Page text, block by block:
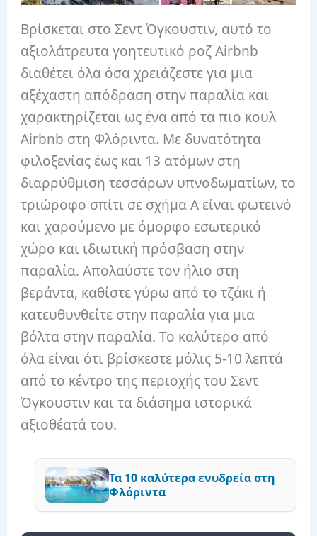
Βρίσκεται στο Σεντ Όγκουστιν, αυτό το
αξιολάτρευτα γοητευτικό ροζ Airbnb
διαθέτει όλα όσα χρειάζεστε για μια
αξέχαστη απόδραση στην παραλία και
χαρακτηρίζεται ως ένα από τα πιο κουλ
Airbnb στη Φλόριντα. Με δυνατότητα
φιλοξενίας έως και 13 ατόμων στη
διαρρύθμιση τεσσάρων υπνοδωματίων, το
τριώροφο σπίτι σε σχήμα Α είναι φωτεινό
και χαρούμενο με όμορφο εσωτερικό
χώρο και ιδιωτική πρόσβαση στην
παραλία. Απολαύστε τον ήλιο στη
βεράντα, καθίστε γύρω από το τζάκι ή
κατευθυνθείτε στην παραλία για μια
βόλτα στην παραλία. Το καλύτερο από
όλα είναι ότι βρίσκεστε μόλις 5-10 λεπτά
από το κέντρο της περιοχής του Σεντ
Όγκουστιν και τα διάσημα ιστορικά
αξιοθέατά του.
Τα 10 καλύτερα ενυδρεία στη
Φλόριντα